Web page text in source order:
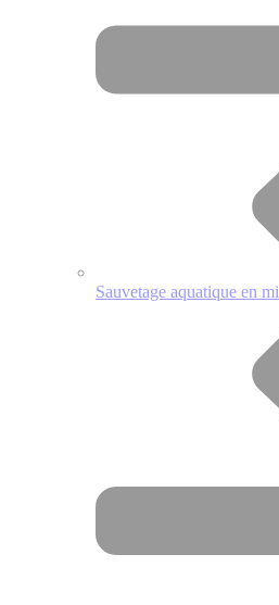
Sauvetage aquatique en